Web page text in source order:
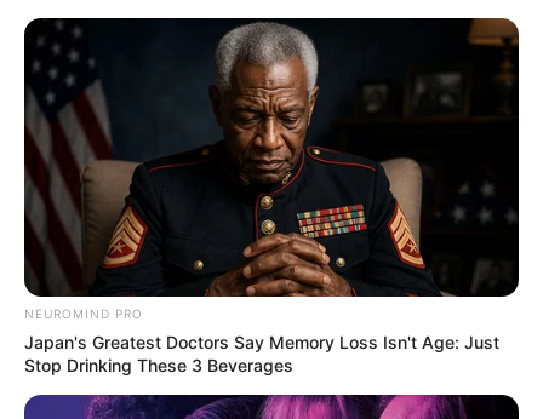
Hotels - Ferienquartiere - Hollingstedt
Hollingstedt Kostenlose Reiseführer
Heute ist Hohes Friedersfest (in Augsburg ein Feiertag):
Sonnabend, der 08.08.2026
Hotels und Ferienquartiere in Hollingstedt unter
Eine Reise nach Hollingstedt ist empfehlenswert, denn
Hollingstedt hat ein
sehenswertes Stadtzentrum.
NEUROMIND PRO
Japan's Greatest Doctors Say Memory Loss Isn't Age: Just
Stop Drinking These 3 Beverages